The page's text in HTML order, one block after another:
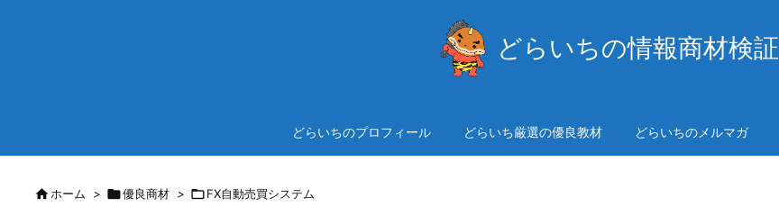
どらいちの情報商材検証
どらいちのプロフィール どらいち厳選の優良教材 どらいちのメルマガ
ホーム > 優良商材 > FX自動売買システム